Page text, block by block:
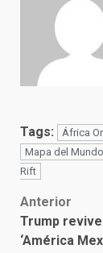
Tags: África
Mapa del Mundo
Rift
Post
Anterior
Trump
‘América